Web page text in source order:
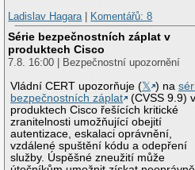
Ladislav Hagara
Komentářů: 8
Série bezpečnostních záplat v
produktech Cisco
7.8. 16:00 | Bezpečnostní upozornění
Vládní CERT upozorňuje (𝕏 ) na
bezpečnostních záplat
(CVSS 9.9) v
produktech Cisco řešících kritické
zranitelnosti umožňující obejití
autentizace, eskalaci oprávnění,
vzdálené spuštění kódu a odepření
služby. Úspěšné zneužití může